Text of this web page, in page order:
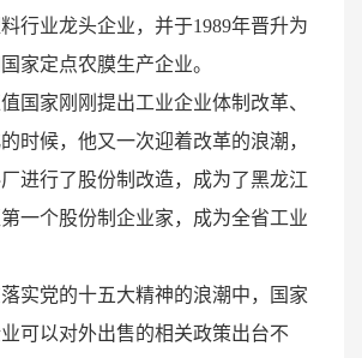
行业龙头企业，并于1989年晋升为
家定点农膜生产企业。
国家刚刚提出工业企业体制改革、
时候，他又一次迎着改革的浪潮，
进行了股份制改造，成为了黑龙江
一个股份制企业家，成为全省工业
实党的十五大精神的浪潮中，国家
可以对外出售的相关政策出台不